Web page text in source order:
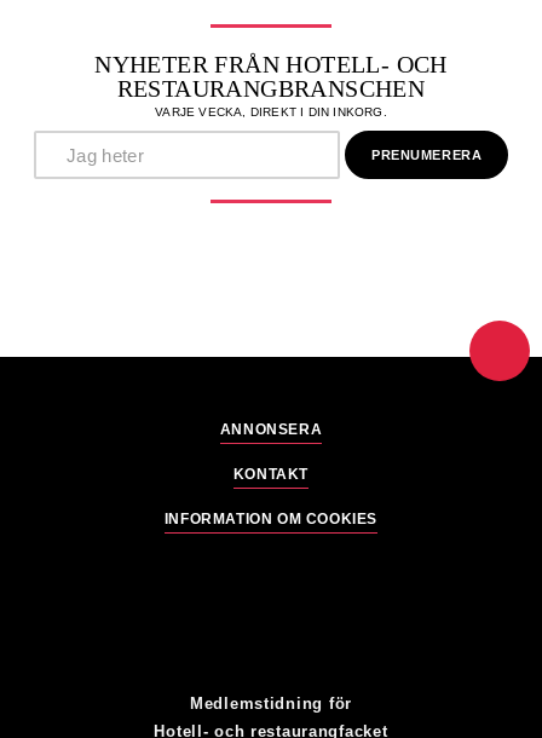
NYHETER FRÅN HOTELL- OCH
RESTAURANGBRANSCHEN
VARJE VECKA, DIREKT I DIN INKORG.
ANNONSERA
KONTAKT
INFORMATION OM COOKIES
Medlemstidning för
Hotell- och restaurangfacket